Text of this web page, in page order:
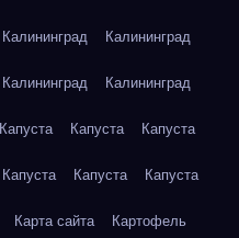
Калининград Калининград
Калининград Калининград
Капуста Капуста Капуста
Капуста Капуста Капуста
Карта сайта Картофель